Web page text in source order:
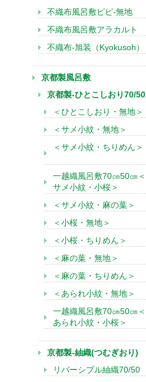
不織布風呂敷ピピ-無地
不織布風呂敷アラカルト
不織布-旭装（Kyokusoh）
京都製風呂敷
京都製-ひとこしおり70/50
＜ひとこしおり・無地＞
＜サメ小紋・無地＞
＜サメ小紋・ちりめん＞
一越織風呂敷70㎝50㎝＜
サメ小紋・小桜＞
＜サメ小紋・麻の葉＞
＜小桜・無地＞
＜小桜・ちりめん＞
＜麻の葉・無地＞
＜麻の葉・ちりめん＞
＜あられ小紋・無地＞
一越織風呂敷70㎝50㎝＜
あられ小紋・小桜＞
京都製-紬織(つむぎおり)
リバーシブル紬織70/50